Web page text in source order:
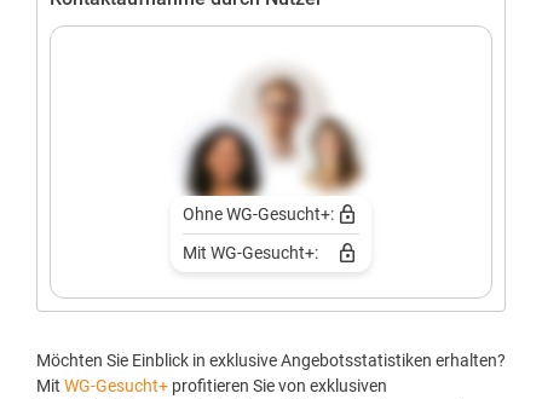
Ohne WG-Gesucht+:
Mit WG-Gesucht+:
Möchten Sie Einblick in exklusive Angebotsstatistiken erhalten?
Mit WG-Gesucht+ profitieren Sie von exklusiven